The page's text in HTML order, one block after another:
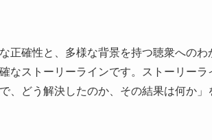
正確性と、多様な背景を持つ聴衆へのわ
なストーリーラインです。ストーリー
、どう解決したのか、その結果は何か